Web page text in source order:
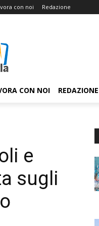
con noi Redazione
CON NOI REDAZIONE
e
sugli